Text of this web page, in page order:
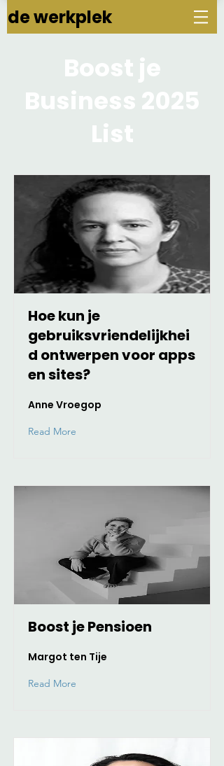
de werkplek
Boost je
Business 2025
List
Hoe kun je
gebruiksvriendelijkhei
d ontwerpen voor apps
en sites?
Anne Vroegop
Read More
Boost je Pensioen
Margot ten Tije
Read More